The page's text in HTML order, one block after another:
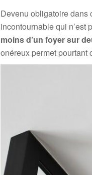
Devenu obligatoire dans
incontournable qui n’est
moins d’un foyer sur
onéreux permet pourtant